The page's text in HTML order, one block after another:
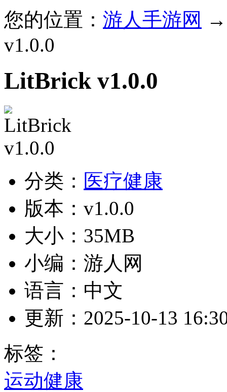
您的位置： 游人手游网
v1.0.0
LitBrick v1.0.0
分类： 医疗健康
版本：v1.0.0
大小：35MB
小编：游人网
语言：中文
更新：2025-10-13
标签：
运动健康